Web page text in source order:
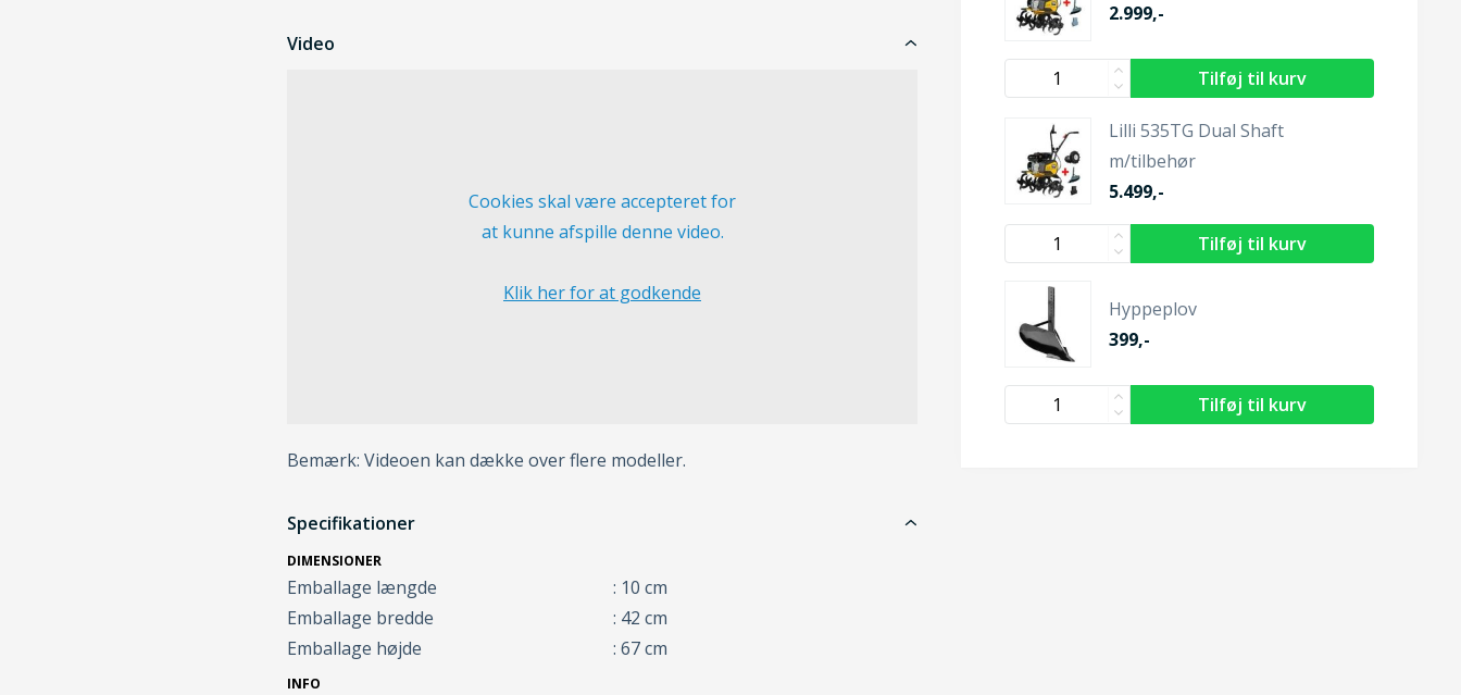
Video
Cookies skal være accepteret for
at kunne afspille denne video.
Klik her for at godkende
Bemærk: Videoen kan dække over flere modeller.
Specifikationer
DIMENSIONER
Emballage længde
: 10 cm
Emballage bredde
: 42 cm
Emballage højde
: 67 cm
INFO
2.999,-
Lilli 535TG Dual Shaft
m/tilbehør
5.499,-
Hyppeplov
399,-